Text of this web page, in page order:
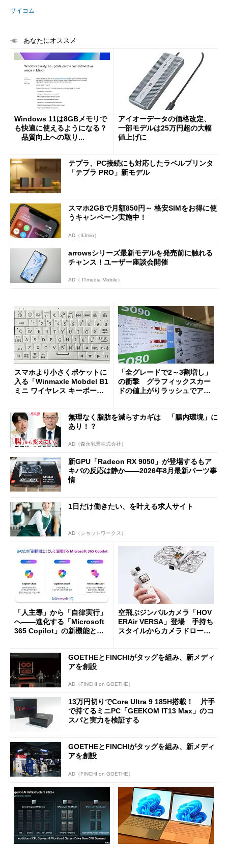
サイコム
あなたにオススメ
Windows 11は8GBメモリで
も快適に使えるようになる？
品質向上への取り...
アイオーデータの価格改定、
一部モデルは25万円超の大幅
値上げに
テプラ、PC接続にも対応したラベルプリンタ
「テプラ PRO」新モデル
スマホ2GBで月額850円～ 格安SIMをお得に使
うキャンペーン実施中！
AD（IIJmio）
arrowsシリーズ最新モデルを発売前に触れる
チャンス！ユーザー座談会開催
AD（ ITmedia Mobile）
スマホより小さくポケットに
入る「Winmaxle Mobdel B1
ミニ ワイヤレス キーボー
「全グレードで2～3割増し」
の衝撃 グラフィックスカー
ドの値上がりラッシュでアキ
無理なく脂肪を減らすカギは 「腸内環境」に
あり！？
AD（森永乳業株式会社）
新GPU「Radeon RX 9050」が登場するもア
キバの反応は静か――2026年8月最新パーツ事
情
1日だけ働きたい、を叶える求人サイト
AD（ショットワークス）
「人主導」から「自律実行」
へ――進化する「Microsoft
365 Copilot」の新機能とエ
空飛ぶジンバルカメラ「HOV
ERAir VERSA」登場 手持ち
スタイルからカメラドローン
GOETHEとFINCHIがタッグを組み、新メディ
アを創設
AD（FINCHI on GOETHE）
13万円切りでCore Ultra 9 185H搭載！ 片手
で持てるミニPC「GEEKOM IT13 Max」のコ
スパと実力を検証する
GOETHEとFINCHIがタッグを組み、新メディ
アを創設
AD（FINCHI on GOETHE）